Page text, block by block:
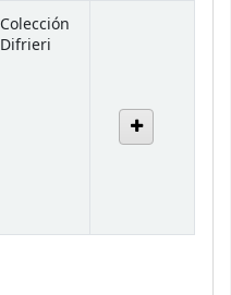
Colección
Difrieri